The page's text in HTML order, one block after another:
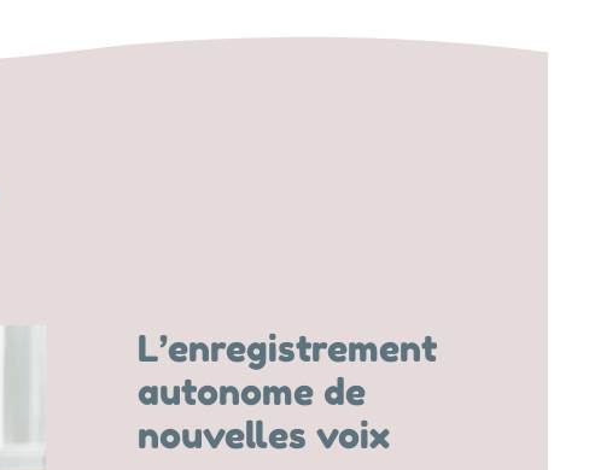
L’enregistrement
autonome de
nouvelles voix